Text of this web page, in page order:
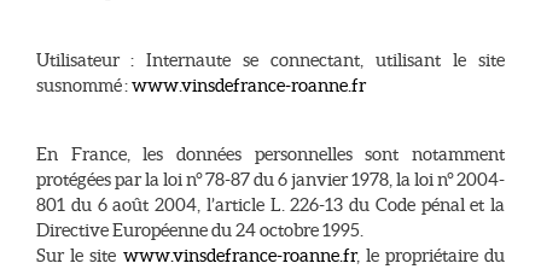
Utilisateur : Internaute se connectant, utilisant le site
susnommé :www.vinsdefrance-roanne.fr
En France, les données personnelles sont notamment
protégées par la loi n° 78-87 du 6 janvier 1978, la loi n° 2004-
801 du 6 août 2004, l’article L. 226-13 du Code pénal et la
Directive Européenne du 24 octobre 1995.
Sur le site www.vinsdefrance-roanne.fr, le propriétaire du